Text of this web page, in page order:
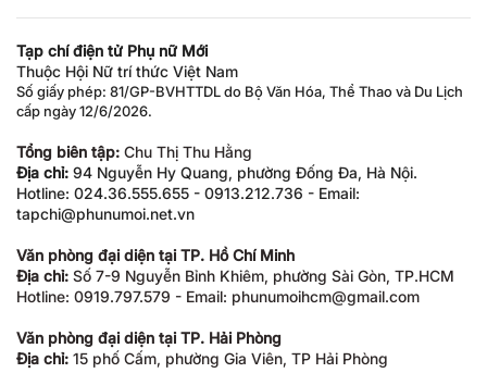
Tạp chí điện tử Phụ nữ Mới
Thuộc Hội Nữ trí thức Việt Nam
Số giấy phép: 81/GP-BVHTTDL do Bộ Văn Hóa, Thể Thao và Du Lịch
cấp ngày 12/6/2026.
Tổng biên tập: Chu Thị Thu Hằng
Địa chỉ: 94 Nguyễn Hy Quang, phường Đống Đa, Hà Nội.
Hotline: 024.36.555.655 - 0913.212.736 - Email:
tapchi@phunumoi.net.vn
Văn phòng đại diện tại TP. Hồ Chí Minh
Địa chỉ: Số 7-9 Nguyễn Bỉnh Khiêm, phường Sài Gòn, TP.HCM
Hotline: 0919.797.579 - Email: phunumoihcm@gmail.com
Văn phòng đại diện tại TP. Hải Phòng
Địa chỉ: 15 phố Cấm, phường Gia Viên, TP Hải Phòng